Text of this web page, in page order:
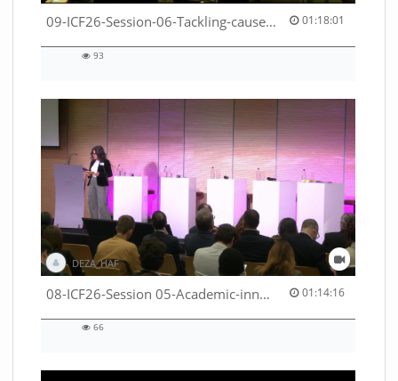
09-ICF26-Session-06-Tackling-causes-of-crises-not-symptoms-53529531690001791 01:18:01
01:18:01 duration
93
DEZA_HAF
08-ICF26-Session 05-Academic-innovation-meets-international-cooperation-53529531670001791 01:14:16
01:14:16 duration
66